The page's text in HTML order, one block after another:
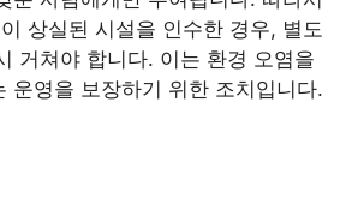
상실된 시설을 인수한 경우, 별도
거쳐야 합니다. 이는 환경 오염을
운영을 보장하기 위한 조치입니다.